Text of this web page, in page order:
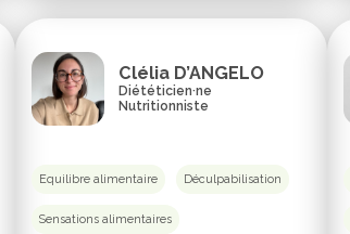
Clélia D’ANGELO
Diététicien·ne
Nutritionniste
Equilibre alimentaire Déculpabilisation
Sensations alimentaires